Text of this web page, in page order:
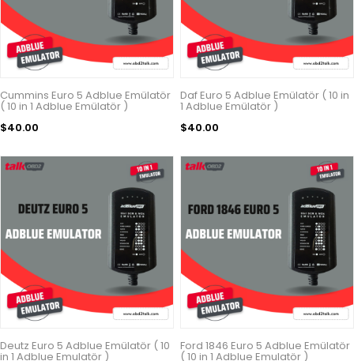
Cummins Euro 5 Adblue Emülatör
( 10 in 1 Adblue Emülatör )
$40.00
Daf Euro 5 Adblue Emülatör ( 10 in
1 Adblue Emülatör )
$40.00
Deutz Euro 5 Adblue Emülatör ( 10
in 1 Adblue Emulatör )
Ford 1846 Euro 5 Adblue Emülatör
( 10 in 1 Adblue Emulatör )